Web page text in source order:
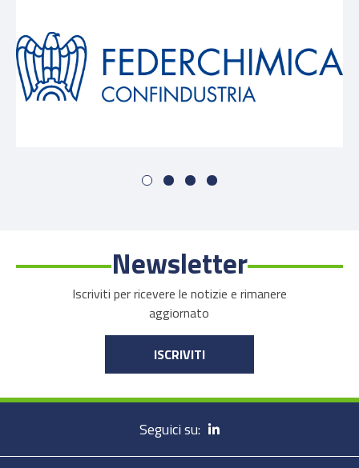
Newsletter
Iscriviti per ricevere le notizie e rimanere
aggiornato
ISCRIVITI
Seguici su: